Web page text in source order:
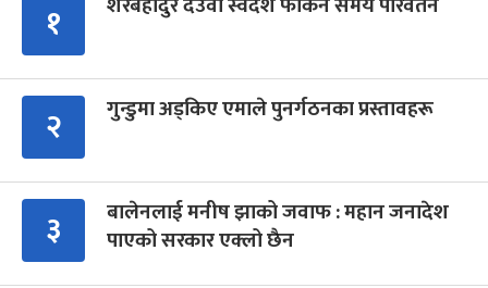
१
२ गुन्डुमा अड्किए एमाले पुनर्गठनका प्रस्तावहरू
३
बालेनलाई मनीष झाको जवाफ : महान जनादेश
पाएको सरकार एक्लो छैन